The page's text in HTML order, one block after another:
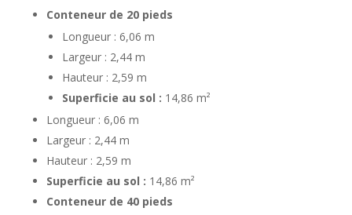
Conteneur de 20 pieds
Longueur : 6,06 m
Largeur : 2,44 m
Hauteur : 2,59 m
Superficie au sol : 14,86 m²
Longueur : 6,06 m
Largeur : 2,44 m
Hauteur : 2,59 m
Superficie au sol : 14,86 m²
Conteneur de 40 pieds